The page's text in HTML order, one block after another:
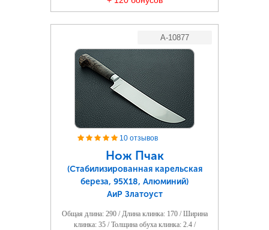
A-10877
10 отзывов
Нож Пчак
(Стабилизированная карельская
береза, 95Х18, Алюминий)
АиР Златоуст
Общая длина: 290 / Длина клинка: 170 / Ширина
клинка: 35 / Толщина обуха клинка: 2.4 /